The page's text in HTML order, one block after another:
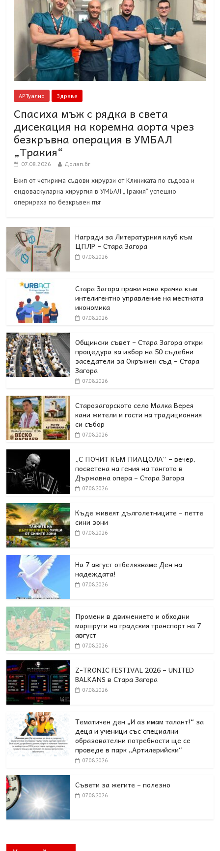
АРТуално Здраве
Спасиха мъж с рядка в света
дисекация на коремна аорта чрез
безкръвна операция в УМБАЛ
„Тракия“
07.08.2026 Долап.бг
Екип от четирима съдови хирурзи от Клиниката по съдова и
ендоваскуларна хирургия в УМБАЛ „Тракия“ успешно
оперираха по безкръвен път
Награди за Литературния клуб към
ЦПЛР – Стара Загора
07.08.2026
Стара Загора прави нова крачка към
интелигентно управление на местната
икономика
07.08.2026
Общински съвет – Стара Загора откри
процедура за избор на 50 съдебни
заседатели за Окръжен съд – Стара
Загора
07.08.2026
Старозагорското село Малка Верея
кани жители и гости на традиционния
си събор
07.08.2026
„С ПОЧИТ КЪМ ПИАЦОЛА“ – вечер,
посветена на гения на тангото в
Държавна опера – Стара Загора
07.08.2026
Къде живеят дълголетниците – петте
сини зони
07.08.2026
На 7 август отбелязваме Ден на
надеждата!
07.08.2026
Промени в движението и обходни
маршрути на градския транспорт на 7
август
07.08.2026
Z-TRONIC FESTIVAL 2026 – UNITED
BALKANS в Стара Загора
07.08.2026
Тематичен ден „И аз имам талант!“ за
деца и ученици със специални
образователни потребности ще се
проведе в парк „Артилерийски“
07.08.2026
Съвети за жегите – полезно
07.08.2026